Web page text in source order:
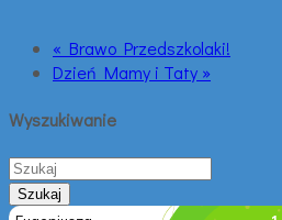
« Brawo Przedszkolaki!
Dzień Mamy i Taty »
Wyszukiwanie